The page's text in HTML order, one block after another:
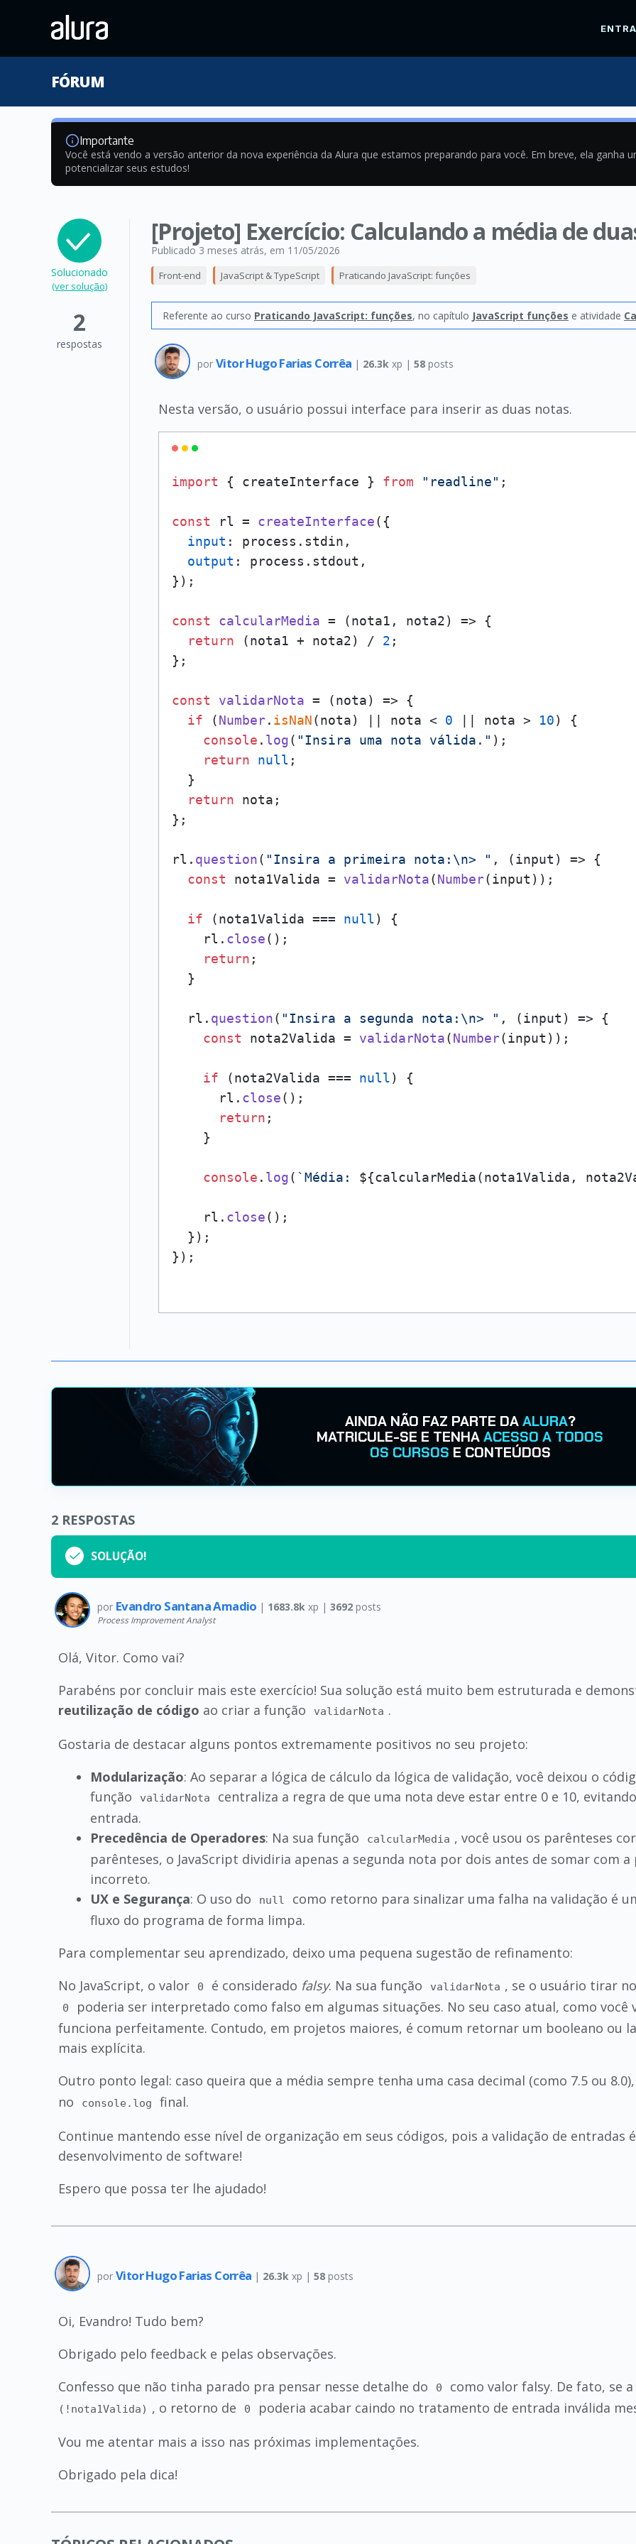
FÓRUM
Importante
Você está vendo a versão anterior da nova experiência da Alura que estamos preparando para você. Em breve, ela ganha
potencializar seus estudos!
Solucionado
(ver solução)
2
respostas
[Projeto] Exercício: Calculando a média de
Publicado 3 meses atrás, em 11/05/2026
Front-end JavaScript & TypeScript Praticando JavaScript: funções
Referente ao curso Praticando JavaScript: funções, no capítulo JavaScript funções e atividade
por Vitor Hugo Farias Corrêa | 26.3k xp | 58 posts
Nesta versão, o usuário possui interface para inserir as duas notas.
import { createInterface } from "readline" ;
const rl = createInterface({
input : process. stdin ,
output : process. stdout ,
});
const calcularMedia = (nota1, nota2) => {
return (nota1 + nota2) / 2 ;
};
const validarNota = (nota) => {
if (Number. isNaN(nota) || nota < 0 || nota > 10) {
console . log( "Insira uma nota válida." );
return
null ;
  }
return nota;
};
rl. question( "Insira a primeira nota:\n> " , (input ) => {
const nota1Valida = validarNota(Number(input));
if (nota1Valida === null) {
    rl.
close();
return ;
  }
  rl.
question( "Insira a segunda nota:\n> " , (input ) => {
const nota2Valida = validarNota(Number(input));
if (nota2Valida === null) {
      rl.
close();
return ;
    }
console . log( `Média: ${calcularMedia(nota1Valida,
    rl.
close();
  });
AINDA NÃO FAZ PARTE DAALURA?
MATRICULE-SE E TENHAACESSO A TODOS
OS CURSOS E CONTEÚDOS
2 RESPOSTAS
SOLUÇÃO!
por Evandro Santana Amadio | 1683.8k xp |3692 posts
Process Improvement Analyst
Olá, Vitor. Como vai?
Parabéns por concluir mais este exercício! Sua solução está muito bem estruturada e
reutilização de código ao criar a função validarNota .
Gostaria de destacar alguns pontos extremamente positivos no seu projeto:
Modularização: Ao separar a lógica de cálculo da lógica de validação, você deixou o
função
validarNota
centraliza a regra de que uma nota deve estar entre 0 e 10,
entrada.
Precedência de Operadores: Na sua função calcularMedia , você usou os parênteses
parênteses, o JavaScript dividiria apenas a segunda nota por dois antes de somar com
incorreto.
UX e Segurança: O uso do null
como retorno para sinalizar uma falha na validação é
fluxo do programa de forma limpa.
Para complementar seu aprendizado, deixo uma pequena sugestão de refinamento:
No JavaScript, o valor
0 é considerado falsy. Na sua função validarNota , se o usuário tirar
0 poderia ser interpretado como falso em algumas situações. No seu caso atual, como
funciona perfeitamente. Contudo, em projetos maiores, é comum retornar um booleano ou
mais explícita.
Outro ponto legal: caso queira que a média sempre tenha uma casa decimal (como 7.5 ou
no console.log
final.
Continue mantendo esse nível de organização em seus códigos, pois a validação de entradas
desenvolvimento de software!
Espero que possa ter lhe ajudado!
por Vitor Hugo Farias Corrêa | 26.3k xp | 58 posts
Oi, Evandro! Tudo bem?
Obrigado pelo feedback e pelas observações.
Confesso que não tinha parado pra pensar nesse detalhe do
0 como valor falsy. De fato, se
(!nota1Valida) , o retorno de 0
poderia acabar caindo no tratamento de entrada inválida
Vou me atentar mais a isso nas próximas implementações.
Obrigado pela dica!